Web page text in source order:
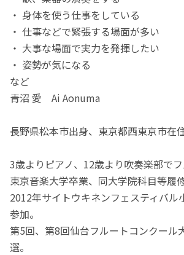
・ 身体を使う仕事をしている
・ 仕事などで緊張する場面が多い
・ 大事な場面で実力を発揮したい
・ 姿勢が気になる
など
青沼 愛 Ai Aonuma
長野県松本市出身、東京都西東京市在住
3歳よりピアノ、12歳より吹奏楽部でフ
東京音楽大学卒業、同大学院科目等履修
2012年サイトウキネンフェスティバル
参加。
第5回、第8回仙台フルートコンクール
選。